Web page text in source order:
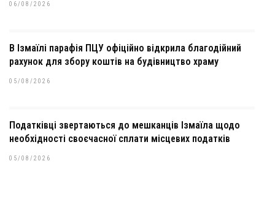
06/08/2026
В Ізмаїлі парафія ПЦУ офіційно відкрила благодійний
рахунок для збору коштів на будівництво храму
05/08/2026
Податківці звертаються до мешканців Ізмаїла щодо
необхідності своєчасної сплати місцевих податків
05/08/2026